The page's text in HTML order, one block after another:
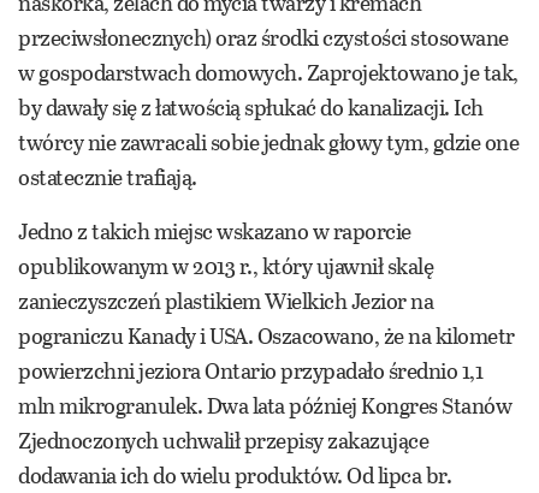
przeciwsłonecznych) oraz środki czystości stosowane
w gospodarstwach domowych. Zaprojektowano je tak,
by dawały się z łatwością spłukać do kanalizacji. Ich
twórcy nie zawracali sobie jednak głowy tym, gdzie one
ostatecznie trafiają.
Jedno z takich miejsc wskazano w raporcie
opublikowanym w 2013 r., który ujawnił skalę
zanieczyszczeń plastikiem Wielkich Jezior na
pograniczu Kanady i USA. Oszacowano, że na kilometr
powierzchni jeziora Ontario przypadało średnio 1,1
mln mikrogranulek. Dwa lata później Kongres Stanów
Zjednoczonych uchwalił przepisy zakazujące
dodawania ich do wielu produktów. Od lipca br.